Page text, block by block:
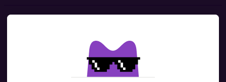
Kontaktiere uns